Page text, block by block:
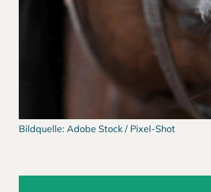
Bildquelle: Adobe Stock / Pixel-Shot